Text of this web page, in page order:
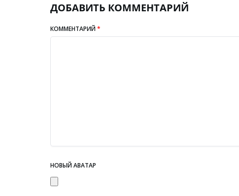
ДОБАВИТЬ КОММЕНТАРИЙ
КОММЕНТАРИЙ*
НОВЫЙ АВАТАР